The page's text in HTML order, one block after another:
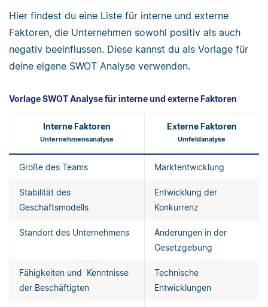
Hier findest du eine Liste für interne und externe
Faktoren, die Unternehmen sowohl positiv als auch
negativ beeinflussen. Diese kannst du als Vorlage für
deine eigene SWOT Analyse verwenden.
Vorlage SWOT Analyse für interne und externe Faktoren
Interne Faktoren
Unternehmensanalyse
Externe Faktoren
Umfeldanalyse
Größe des Teams Marktentwicklung
Stabilität des
Geschäftsmodells
Entwicklung der
Konkurrenz
Standort des Unternehmens
Änderungen in der
Gesetzgebung
Fähigkeiten und Kenntnisse
der Beschäftigten
Technische
Entwicklungen